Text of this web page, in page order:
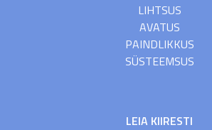
LIHTSUS
AVATUS
PAINDLIKKUS
SÜSTEEMSUS
LEIA KIIRESTI